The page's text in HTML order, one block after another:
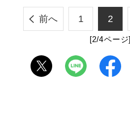
前へ 1 2
[2/4ページ]